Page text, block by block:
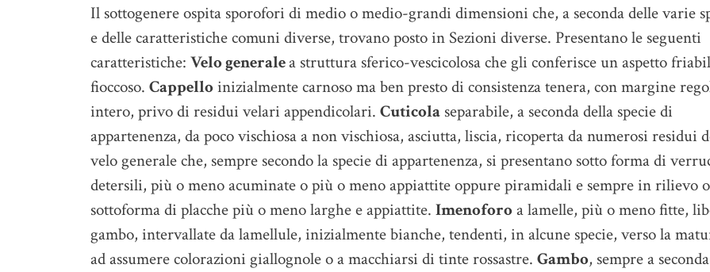
Il sottogenere ospita sporofori di medio o medio-grandi dimensioni che, a seconda delle varie
e delle caratteristiche comuni diverse, trovano posto in Sezioni diverse. Presentano le seguenti
caratteristiche: Velo generalea struttura sferico-vescicolosa che gli conferisce un aspetto
fioccoso. Cappelloinizialmente carnoso ma ben presto di consistenza tenera, con margine
intero, privo di residui velari appendicolari. Cuticola separabile, a seconda della specie di
appartenenza, da poco vischiosa a non vischiosa, asciutta, liscia, ricoperta da numerosi residui
velo generale che, sempre secondo la specie di appartenenza, si presentano sotto forma di
detersili, più o meno acuminate o più o meno appiattite oppure piramidali e sempre in rilievo o
sottoforma di placche più o meno larghe e appiattite. Imenoforoa lamelle, più o meno fitte,
gambo, intervallate da lamellule, inizialmente bianche, tendenti, in alcune specie, verso la
ad assumere colorazioni giallognole o a macchiarsi di tinte rossastre. Gambo, sempre a